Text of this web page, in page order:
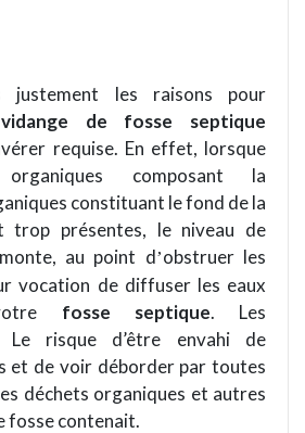
justement les raisons pour
vidange de fosse septique
requise. En effet, lorsque
composant la
constituant le fond de la
trop présentes, le niveau de
au point d’obstruerles
vocation de diffuser les eaux
fosse septique. Les
Le risque d’être envahi de
et de voir déborder par toutes
déchets organiques et autres
fosse contenait.